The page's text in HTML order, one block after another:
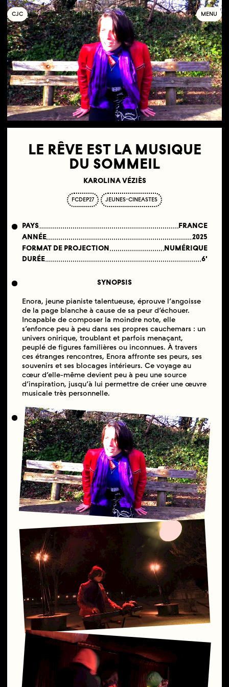
COLLECTIF
JEUNE
C INÉMA MENU
LE RÊVE EST LA MUSIQUE
DU SOMMEIL
KAROLINA VÉZIÈS
FCDEP27 JEUNES-CINEASTES
PAYS
FRANCE
ANNÉE
2025
FORMAT DE PROJECTION
NUMÉRIQUE
DURÉE
6'
SYNOPSIS
Enora, jeune pianiste talentueuse, éprouve l’angoisse
de la page blanche à cause de sa peur d’échouer.
Incapable de composer la moindre note, elle
s’enfonce peu à peu dans ses propres cauchemars : un
univers onirique, troublant et parfois menaçant,
peuplé de figures familières ou inconnues. À travers
ces étranges rencontres, Enora affronte ses peurs, ses
souvenirs et ses blocages intérieurs. Ce voyage au
cœur d’elle-même devient peu à peu une source
d’inspiration, jusqu’à lui permettre de créer une œuvre
musicale très personnelle.